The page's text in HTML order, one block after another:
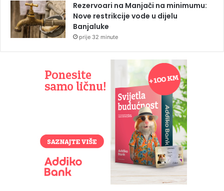
Rezervoari na Manjači na minimumu:
Nove restrikcije vode u dijelu
Banjaluke
prije 32 minute